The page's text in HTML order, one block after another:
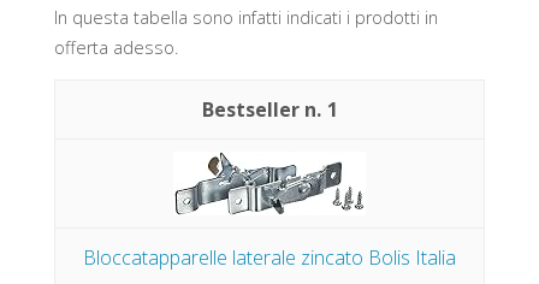
In questa tabella sono infatti indicati i prodotti in
offerta adesso.
1
Bloccatapparelle laterale zincato Bolis Italia